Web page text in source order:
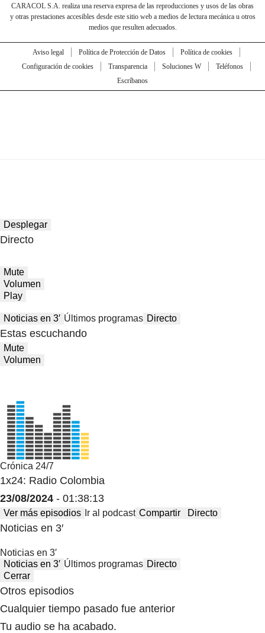
CARACOL S.A. realiza una reserva expresa de las reproducciones y usos de las obras
y otras prestaciones accesibles desde este sitio web a medios de lectura mecánica u otros
medios que resulten adecuados.
Aviso legal Política de Protección de Datos
Política de cookies
Configuración de cookies
Transparencia Soluciones W
Teléfonos
Escríbanos
Desplegar
Directo
Mute
Volumen
Play
Noticias en 3′ Últimos programas Directo
Estas escuchando
Mute
Volumen
Crónica 24/7
1x24: Radio Colombia
23/08/2024 - 01:38:13
Ver más episodios Ir al podcast Compartir Directo
Noticias en 3′
Noticias en 3′
Noticias en 3′ Últimos programas Directo
Cerrar
Otros episodios
Cualquier tiempo pasado fue anterior
Tu audio se ha acabado.